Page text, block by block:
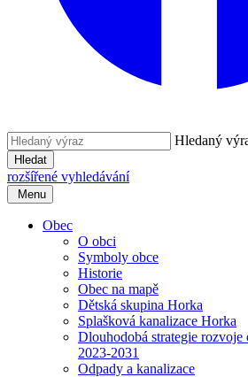
Hledaný
Hledat
rozšířené vyhledávání
Menu
Obec
O obci
Symboly obce
Historie
Obec na mapě
Dětská skupina Horka
Splašková kanalizace Horka
Dlouhodobá strategie
2023-2031
Odpady a kanalizace